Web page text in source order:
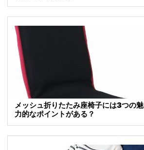
メッシュ折りたたみ座椅子には3つの魅
力的なポイントがある？